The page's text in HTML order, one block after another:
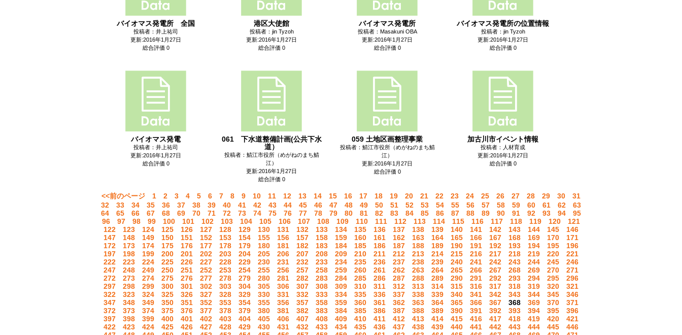
バイオマス発電所 全国
投稿者：井上祐司
更新:2016年1月27日
総合評価 0
港区大使館
投稿者：jin Tyzoh
更新:2016年1月27日
総合評価 0
バイオマス発電所
投稿者：Masakuni OBA
更新:2016年1月27日
総合評価 0
バイオマス発電所の位置情報
投稿者：jin Tyzoh
更新:2016年1月27日
総合評価 0
バイオマス発電
投稿者：井上祐司
更新:2016年1月27日
総合評価 0
061 下水道整備計画(公共下水
道）
投稿者：鯖江市役所（めがねのまち鯖
江）
更新:2016年1月27日
総合評価 0
059 土地区画整理事業
投稿者：鯖江市役所（めがねのまち鯖
江）
更新:2016年1月27日
総合評価 0
加古川市イベント情報
投稿者：人材育成
更新:2016年1月27日
総合評価 0
<<前のページ 1 2 3 4 5 6 7 8 9 10 11 12 13 14 15 16 17 18 19 20 21 22 23 24 25 26 27 28 29 30
31
32
33 34 35 36 37 38 39 40 41 42 43 44 45 46 47 48 49 50 51 52 53 54 55 56 57 58 59 60 61 62
63
64
65 66 67 68 69 70 71 72 73 74 75 76 77 78 79 80 81 82 83 84 85 86 87 88 89 90 91 92 93 94
95
96
97 98 99 100 101 102 103 104 105 106 107 108 109 110 111 112 113 114 115 116 117 118 119 120
121
122
123 124 125 126 127 128 129 130 131 132 133 134 135 136 137 138 139 140 141 142 143 144 145
146
147
148 149 150 151 152 153 154 155 156 157 158 159 160 161 162 163 164 165 166 167 168 169 170
171
172
173 174 175 176 177 178 179 180 181 182 183 184 185 186 187 188 189 190 191 192 193 194 195
196
197
198 199 200 201 202 203 204 205 206 207 208 209 210 211 212 213 214 215 216 217 218 219 220
221
222
223 224 225 226 227 228 229 230 231 232 233 234 235 236 237 238 239 240 241 242 243 244 245
246
247
248 249 250 251 252 253 254 255 256 257 258 259 260 261 262 263 264 265 266 267 268 269 270
271
272
273 274 275 276 277 278 279 280 281 282 283 284 285 286 287 288 289 290 291 292 293 294 295
296
297
298 299 300 301 302 303 304 305 306 307 308 309 310 311 312 313 314 315 316 317 318 319 320
321
322
323 324 325 326 327 328 329 330 331 332 333 334 335 336 337 338 339 340 341 342 343 344 345
346
347
348 349 350 351 352 353 354 355 356 357 358 359 360 361 362 363 364 365 366 367 368 369 370
371
372
373 374 375 376 377 378 379 380 381 382 383 384 385 386 387 388 389 390 391 392 393 394 395
396
397
398 399 400 401 402 403 404 405 406 407 408 409 410 411 412 413 414 415 416 417 418 419 420
421
422
423 424 425 426 427 428 429 430 431 432 433 434 435 436 437 438 439 440 441 442 443 444 445
446